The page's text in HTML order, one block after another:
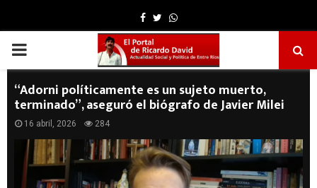
Facebook
TwitterWhatsapp
PRIMARY
MENU
“Adorni políticamente es un sujeto muerto,
terminado”, aseguró el biógrafo de Javier Milei
16 abril, 2026 284